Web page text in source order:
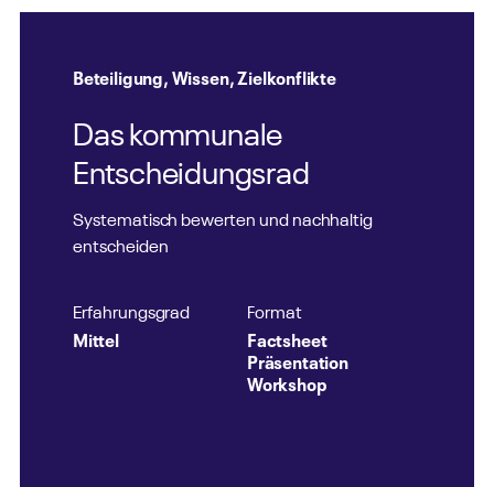
Beteiligung,Wissen,Zielkonflikte
Das kommunale
Entscheidungsrad
Systematisch bewerten und nachhaltig
entscheiden
Erfahrungsgrad
Mittel
Format
Factsheet
Präsentation
Workshop